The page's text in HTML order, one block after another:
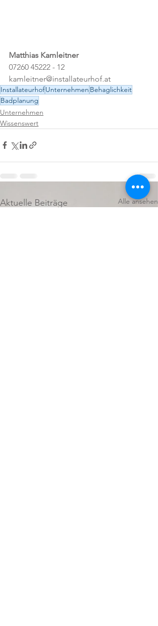
Matthias Kamleitner
07260 45222 - 12
kamleitner@installateurhof.at
InstallateurhofUnternehmen Behaglichkeit
Badplanung
Unternehmen
Wissenswert
Aktuelle Beiträge Alle ansehen